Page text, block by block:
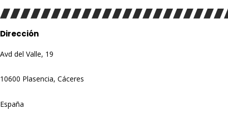
Dirección
Avd del Valle, 19
10600 Plasencia, Cáceres
España